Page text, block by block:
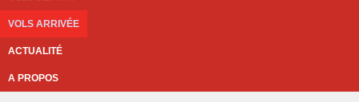
VOLS ARRIVÉE
ACTUALITÉ
A PROPOS